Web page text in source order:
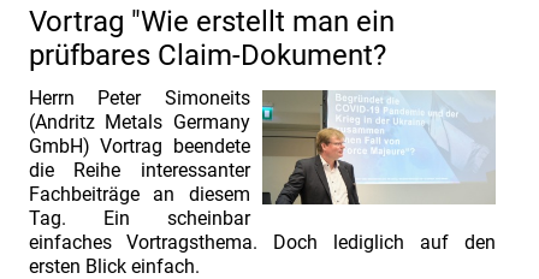
Vortrag "Wie erstellt man ein
prüfbares Claim-Dokument?
Herrn Peter Simoneits
(Andritz Metals Germany
GmbH) Vortrag beendete
die Reihe interessanter
Fachbeiträge an diesem
Tag. Ein scheinbar
einfaches Vortragsthema. Doch lediglich auf den
ersten Blick einfach.
Wissen
Vertrauen
Mitarbeiten